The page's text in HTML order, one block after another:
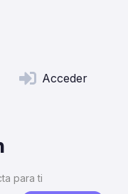
Acceder
para ti